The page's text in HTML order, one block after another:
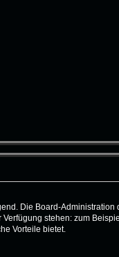
Die Board-
stehen: zum
Vorteile bietet.